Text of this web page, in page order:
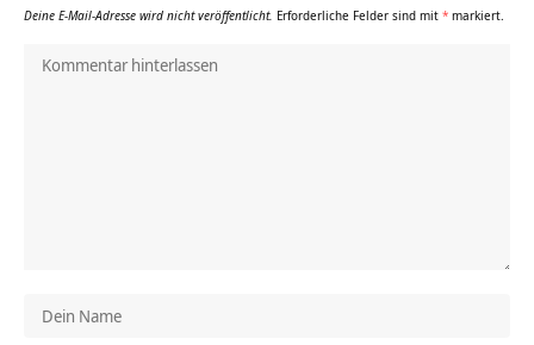
Deine E-Mail-Adresse wird nicht veröffentlicht. Erforderliche Felder sind mit * markiert.